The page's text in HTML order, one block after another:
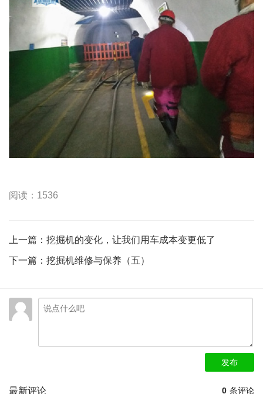
阅读：1536
上一篇： 挖掘机的变化，让我们用车成本变更低了
下一篇： 挖掘机维修与保养（五）
发布
0 条评论
最新评论